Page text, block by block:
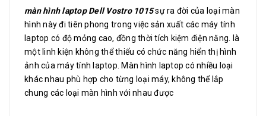
màn hình laptop Dell Vostro 1015sự ra đời của loại màn
hình này đi tiên phong trong việc sản xuất các máy tính
laptop có độ mỏng cao, đồng thời tích kiệm điện năng. là
một linh kiện không thể thiếu có chức năng hiển thị hình
ảnh của máy tính laptop. Màn hình laptop có nhiều loại
khác nhau phù hợp cho từng loại máy, không thể lắp
chung các loại màn hình với nhau được